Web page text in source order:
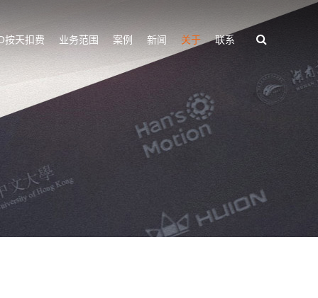
按天扣费 业务范围 案例 新闻 关于 联系